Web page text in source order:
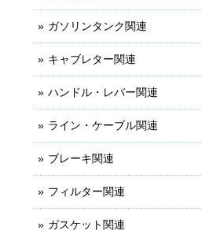
ガソリンタンク関連
キャブレター関連
ハンドル・レバー関連
ライン・ケーブル関連
ブレーキ関連
フィルター関連
ガスケット関連